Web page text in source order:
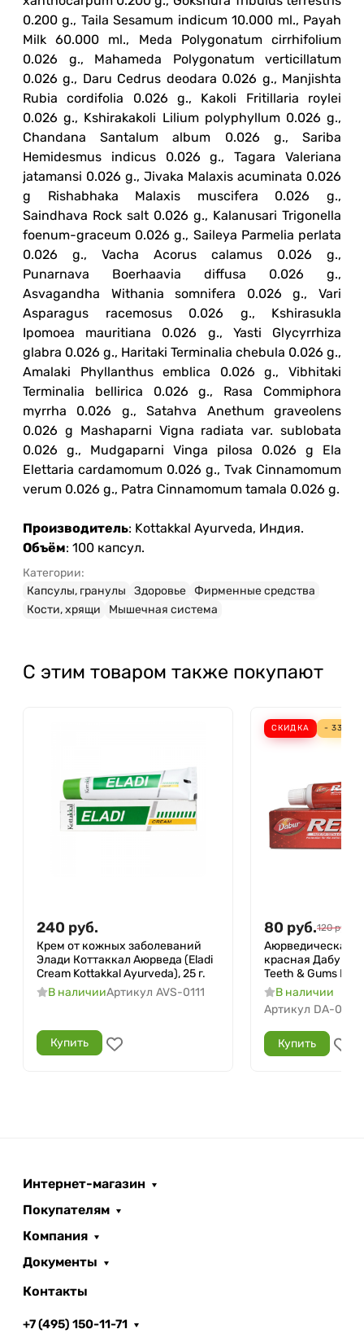
0.200 g., Taila Sesamum indicum 10.000 ml., Payah
Milk 60.000 ml., Meda Polygonatum cirrhifolium
0.026 g., Mahameda Polygonatum verticillatum
0.026 g., Daru Cedrus deodara 0.026 g., Manjishta
Rubia cordifolia 0.026 g., Kakoli Fritillaria roylei
0.026 g., Kshirakakoli Lilium polyphyllum 0.026 g.,
Chandana Santalum album 0.026 g., Sariba
Hemidesmus indicus 0.026 g., Tagara Valeriana
jatamansi 0.026 g., Jivaka Malaxis acuminata 0.026
g Rishabhaka Malaxis muscifera 0.026 g.,
Saindhava Rock salt 0.026 g., Kalanusari Trigonella
foenum-graceum 0.026 g., Saileya Parmelia perlata
0.026 g., Vacha Acorus calamus 0.026 g.,
Punarnava Boerhaavia diffusa 0.026 g.,
Asvagandha Withania somnifera 0.026 g., Vari
Asparagus racemosus 0.026 g., Kshirasukla
Ipomoea mauritiana 0.026 g., Yasti Glycyrrhiza
glabra 0.026 g., Haritaki Terminalia chebula 0.026 g.,
Amalaki Phyllanthus emblica 0.026 g., Vibhitaki
Terminalia bellirica 0.026 g., Rasa Commiphora
myrrha 0.026 g., Satahva Anethum graveolens
0.026 g Mashaparni Vigna radiata var. sublobata
0.026 g., Mudgaparni Vinga pilosa 0.026 g Ela
Elettaria cardamomum 0.026 g., Tvak Cinnamomum
verum 0.026 g., Patra Cinnamomum tamala 0.026 g.
Производитель: Kottakkal Ayurveda, Индия.
Объём: 100 капсул.
Категории:
Капсулы, гранулы
Здоровье Фирменные средства
Кости, хрящи
Мышечная система
С этим товаром также покупают
240 руб.
Крем от кожных заболеваний
Элади Коттаккал Аюрведа (Eladi
Cream Kottakkal Ayurveda), 25 г.
В наличииАртикул AVS-0111
Купить
СКИДКА - 33%
80 руб.120 руб.
Аюрведическая
красная Дабур
Teeth & Gums
В наличии
Артикул DA-
Купить
Интернет-магазин
Покупателям
Компания
Документы
Контакты
+7 (495) 150-11-71